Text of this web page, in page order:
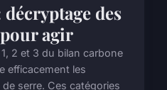
des
pour agir
2 et 3 du bilan carbone
efficacement les
serre. Ces catégories